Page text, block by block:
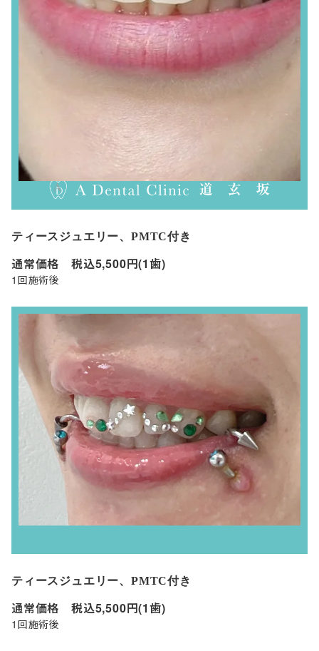
ティースジュエリー、PMTC付き
通常価格 税込5,500円(1歯)
1回施術後
ティースジュエリー、PMTC付き
通常価格 税込5,500円(1歯)
1回施術後